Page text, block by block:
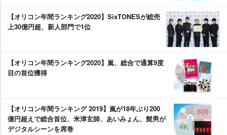
【オリコン年間ランキング2020】SixTONESが総売
上30億円超、新人部門で1位
【オリコン年間ランキング2020】嵐、総合で通算9度
目の首位獲得
【オリコン年間ランキング 2019】嵐が18年ぶり200
億円超えで総合首位、米津玄師、あいみょん、髭男が
デジタルシーンを席巻